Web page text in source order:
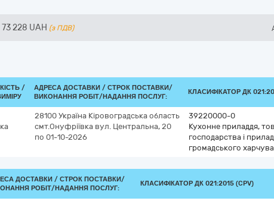
73 228 UAH (з ПДВ)
/
АДРЕСА ДОСТАВКИ / СТРОК ПОСТАВКИ/
ВИКОНАННЯ РОБІТ/НАДАННЯ ПОСЛУГ:
КЛАСИФІКАТОР ДК
28100 Україна Кіровоградська область
смт.Онуфріївка вул. Центральна, 20
по 01-10-2026
39220000-0
Кухонне приладдя,
господарства і
громадського
ДОСТАВКИ / СТРОК ПОСТАВКИ/
РОБІТ/НАДАННЯ ПОСЛУГ:
КЛАСИФІКАТОР ДК 021:2015 (CPV)